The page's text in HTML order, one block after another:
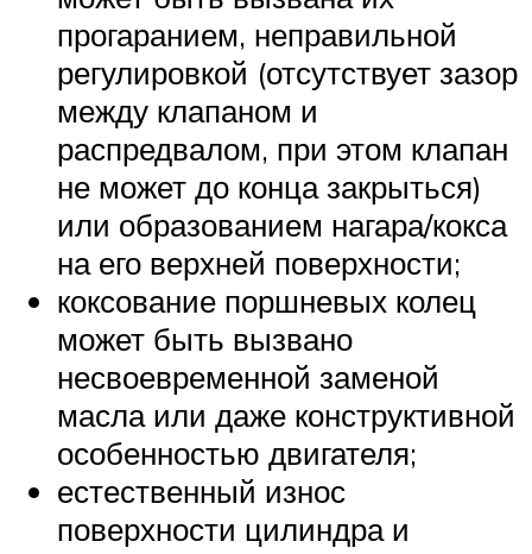
прогаранием, неправильной
регулировкой (отсутствует зазор
между клапаном и
распредвалом, при этом клапан
не может до конца закрыться)
или образованием нагара/кокса
на его верхней поверхности;
коксование поршневых колец
может быть вызвано
несвоевременной заменой
масла или даже конструктивной
особенностью двигателя;
естественный износ
поверхности цилиндра и